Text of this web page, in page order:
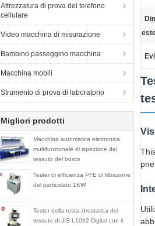
Attrezzatura di prova del telefono
cellulare
Video macchina di misurazione
Bambino passeggino macchina
Macchina mobili
Strumento di prova di laboratorio
Migliori prodotti
Macchina automatica elettronica
multifunzionale di ispezione del
tessuto del bordo
Tester di efficienza PFE di filtrazione
del particolato 1KW
Tester della testa idrostatica del
tessuto di JIS L1092 Digital con il